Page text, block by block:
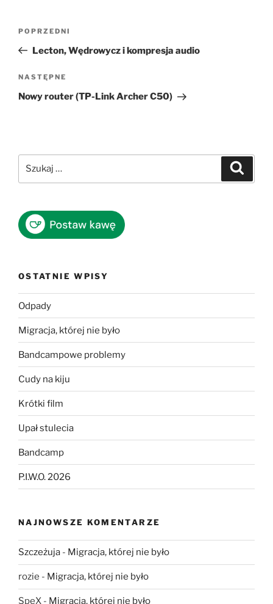
Poprzedni
wpis
POPRZEDNI
Lecton, Wędrowycz i kompresja audio
Następny
wpis
NASTĘPNE
Nowy router (TP-Link Archer C50)
OSTATNIE WPISY
Odpady
Migracja, której nie było
Bandcampowe problemy
Cudy na kiju
Krótki film
Upał stulecia
Bandcamp
P.I.W.O. 2026
NAJNOWSZE KOMENTARZE
Szczeżuja - Migracja, której nie było
rozie - Migracja, której nie było
SpeX - Migracja, której nie było